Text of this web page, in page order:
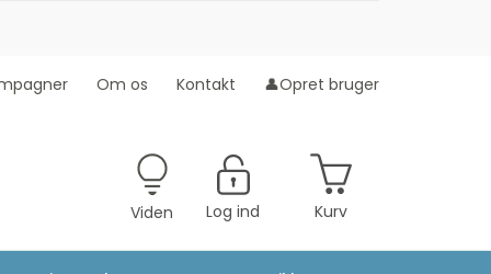
Om os Kontakt 👤Opret bruger
Viden Log ind Kurv